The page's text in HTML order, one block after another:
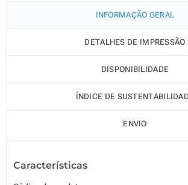
INFORMAÇÃO GERAL
DETALHES DE IMPRESSÃO
DISPONIBILIDADE
ÍNDICE DE
ENVIO
Características